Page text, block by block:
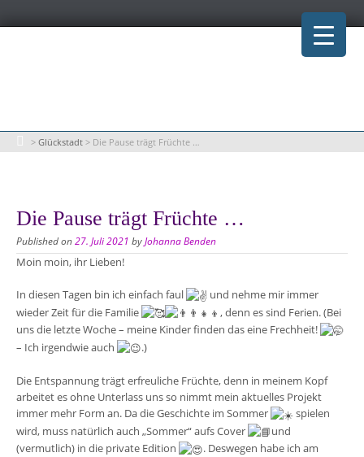
> Glückstadt > Die Pause trägt Früchte …
Die Pause trägt Früchte …
Published on27. Juli 2021 byJohanna Benden
Moin moin, ihr Lieben!
In diesen Tagen bin ich einfach faul
und nehme mir immer
wieder Zeit für die Familie
, denn es sind Ferien. (Bei
uns die letzte Woche – meine Kinder finden das eine Frechheit!
– Ich irgendwie auch
.)
Die Entspannung trägt erfreuliche Früchte, denn in meinem Kopf
arbeitet es ohne Unterlass uns so nimmt mein aktuelles Projekt
immer mehr Form an. Da die Geschichte im Sommer
spielen
wird, muss natürlich auch „Sommer“ aufs Cover
und
(vermutlich) in die private Edition
. Deswegen habe ich am